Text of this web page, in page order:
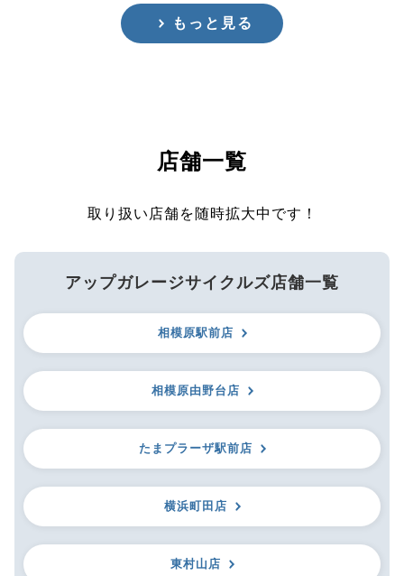
もっと見る
店舗一覧
取り扱い店舗を随時拡大中です！
アップガレージサイクルズ店舗一覧
相模原駅前店
相模原由野台店
たまプラーザ駅前店
横浜町田店
東村山店